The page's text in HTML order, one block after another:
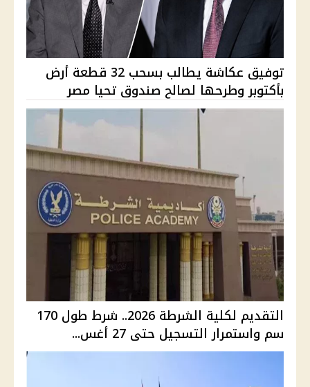
توفيق عكاشة يطالب بسحب 32 قطعة أرض
بأكتوبر وطرحها لصالح صندوق تحيا مصر
التقديم لكلية الشرطة 2026.. شرط طول 170
سم واستمرار التسجيل حتى 27 أغس...